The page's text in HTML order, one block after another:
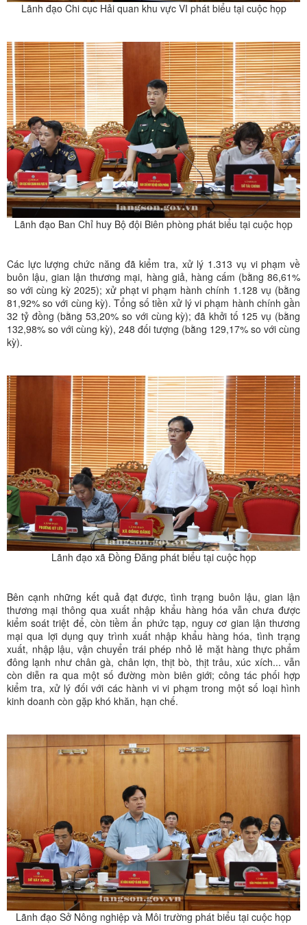
Lãnh đạo Chi cục Hải quan khu vực VI phát biểu tại cuộc họp
Lãnh đạo Ban Chỉ huy Bộ đội Biên phòng phát biểu tại cuộc họp
Các lực lượng chức năng đã kiểm tra, xử lý 1.313 vụ vi phạm về
buôn lậu, gian lận thương mại, hàng giả, hàng cấm (bằng 86,61%
so với cùng kỳ 2025); xử phạt vi phạm hành chính 1.128 vụ (bằng
81,92% so với cùng kỳ). Tổng số tiền xử lý vi phạm hành chính gần
32 tỷ đồng (bằng 53,20% so với cùng kỳ); đã khởi tố 125 vụ (bằng
132,98% so với cùng kỳ), 248 đối tượng (bằng 129,17% so với cùng
kỳ).
Lãnh đạo xã Đồng Đăng phát biểu tại cuộc họp
Bên cạnh những kết quả đạt được, tình trạng buôn lậu, gian lận
thương mại thông qua xuất nhập khẩu hàng hóa vẫn chưa được
kiểm soát triệt để, còn tiềm ẩn phức tạp, nguy cơ gian lận thương
mại qua lợi dụng quy trình xuất nhập khẩu hàng hóa, tình trạng
xuất, nhập lậu, vận chuyển trái phép nhỏ lẻ mặt hàng thực phẩm
đông lạnh như chân gà, chân lợn, thịt bò, thịt trâu, xúc xích... vẫn
còn diễn ra qua một số đường mòn biên giới; công tác phối hợp
kiểm tra, xử lý đối với các hành vi vi phạm trong một số loại hình
kinh doanh còn gặp khó khăn, hạn chế.
Lãnh đạo Sở Nông nghiệp và Môi trường phát biểu tại cuộc họp